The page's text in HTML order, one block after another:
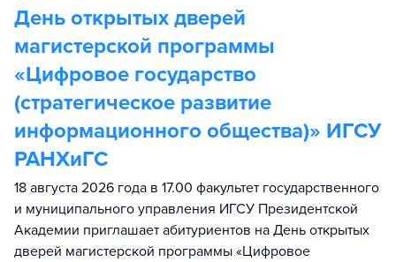
День открытых дверей
магистерской программы
«Цифровое государство
(стратегическое развитие
информационного общества)» ИГСУ
РАНХиГС
18 августа 2026 года в 17.00 факультет государственного
и муниципального управления ИГСУ Президентской
Академии приглашает абитуриентов на День открытых
дверей магистерской программы «Цифровое